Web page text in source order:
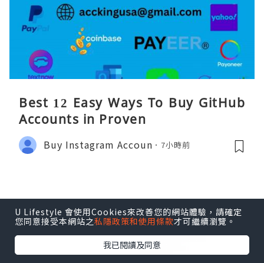
Best 12 Easy Ways To Buy GitHub
Accounts in Proven
Buy Instagram Accoun 7小時前
U Lifestyle 會使用Cookies來改善您的網站體驗，請確定
您同意接受本網站之私隱政策和使用條款才可繼續瀏覽。
我已閱讀及同意